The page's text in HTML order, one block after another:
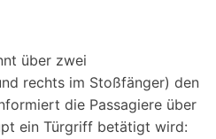
über zwei
rechts im Stoßfänger) den
die Passagiere über
ein Türgriff betätigt wird: